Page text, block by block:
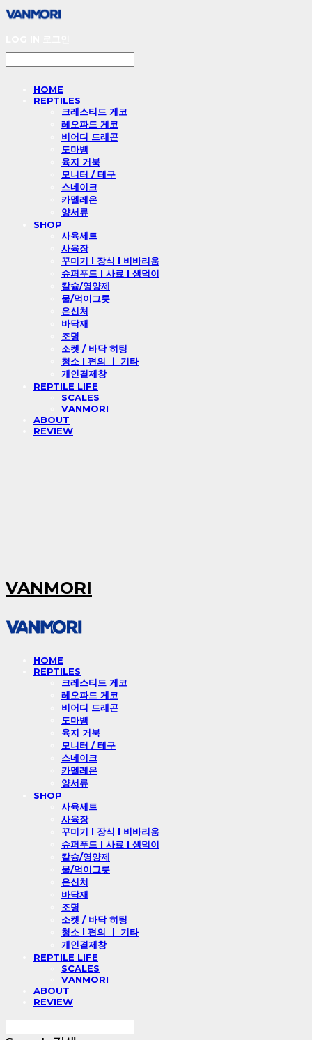
HOME
REPTILES
크레스티드 게코
레오파드 게코
비어디 드래곤
도마뱀
육지 거북
모니터 / 테구
스네이크
카멜레온
양서류
SHOP
사육세트
사육장
꾸미기 l 장식 l 비바리움
슈퍼푸드 l 사료 l 생먹이
칼슘/영양제
물/먹이그릇
은신처
바닥재
조명
소켓 / 바닥 히팅
청소 l 편의 ㅣ 기타
개인결제창
REPTILE LIFE
SCALES
VANMORI
ABOUT
REVIEW
VANMORI
HOME
REPTILES
크레스티드 게코
레오파드 게코
비어디 드래곤
도마뱀
육지 거북
모니터 / 테구
스네이크
카멜레온
양서류
SHOP
사육세트
사육장
꾸미기 l 장식 l 비바리움
슈퍼푸드 l 사료 l 생먹이
칼슘/영양제
물/먹이그릇
은신처
바닥재
조명
소켓 / 바닥 히팅
청소 l 편의 ㅣ 기타
개인결제창
REPTILE LIFE
SCALES
VANMORI
ABOUT
REVIEW